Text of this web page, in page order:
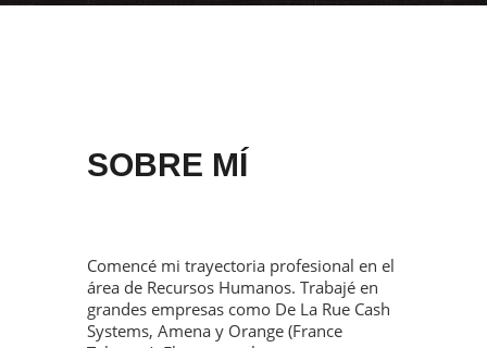
SOBRE MÍ
Comencé mi trayectoria profesional en el
área de Recursos Humanos. Trabajé en
grandes empresas como De La Rue Cash
Systems, Amena y Orange (France